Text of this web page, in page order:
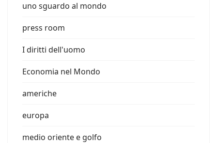
uno sguardo al mondo
press room
I diritti dell'uomo
Economia nel Mondo
americhe
europa
medio oriente e golfo